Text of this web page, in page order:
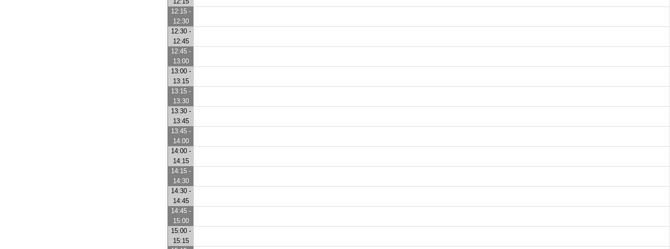
12:15 -
12:30
12:30 -
12:45
12:45 -
13:00
13:00 -
13:15
13:15 -
13:30
13:30 -
13:45
13:45 -
14:00
14:00 -
14:15
14:15 -
14:30
14:30 -
14:45
14:45 -
15:00
15:00 -
15:15